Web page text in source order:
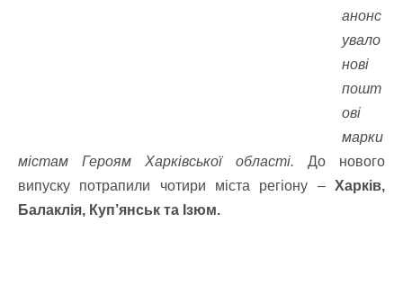
анонс
увало
нові
пошт
ові
марки
містам Героям Харківської області. До нового
випуску потрапили чотири міста регіону – Харків,
Балаклія, Куп’янськ та Ізюм.